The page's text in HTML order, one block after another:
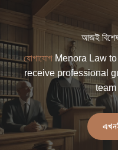
আজই
যোগাযোগMenora Law
receive professional
team